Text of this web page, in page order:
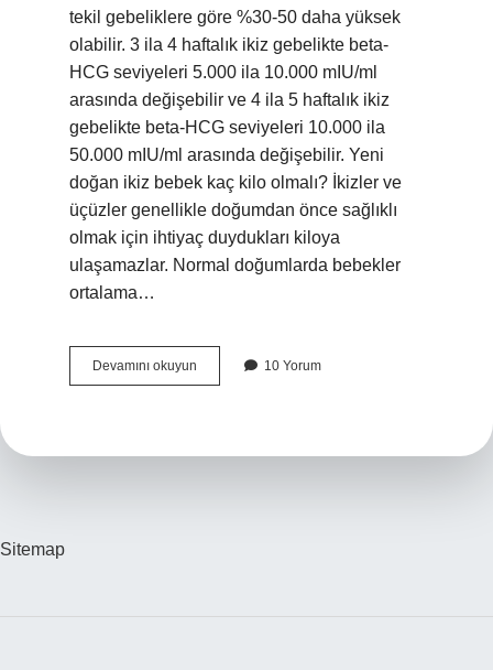
tekil gebeliklere göre %30-50 daha yüksek
olabilir. 3 ila 4 haftalık ikiz gebelikte beta-
HCG seviyeleri 5.000 ila 10.000 mIU/ml
arasında değişebilir ve 4 ila 5 haftalık ikiz
gebelikte beta-HCG seviyeleri 10.000 ila
50.000 mIU/ml arasında değişebilir. Yeni
doğan ikiz bebek kaç kilo olmalı? İkizler ve
üçüzler genellikle doğumdan önce sağlıklı
olmak için ihtiyaç duydukları kiloya
ulaşamazlar. Normal doğumlarda bebekler
ortalama…
Devamını okuyun
Haftalik
10 Yorum
Sitemap